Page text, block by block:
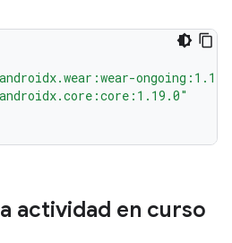
actividad en curso